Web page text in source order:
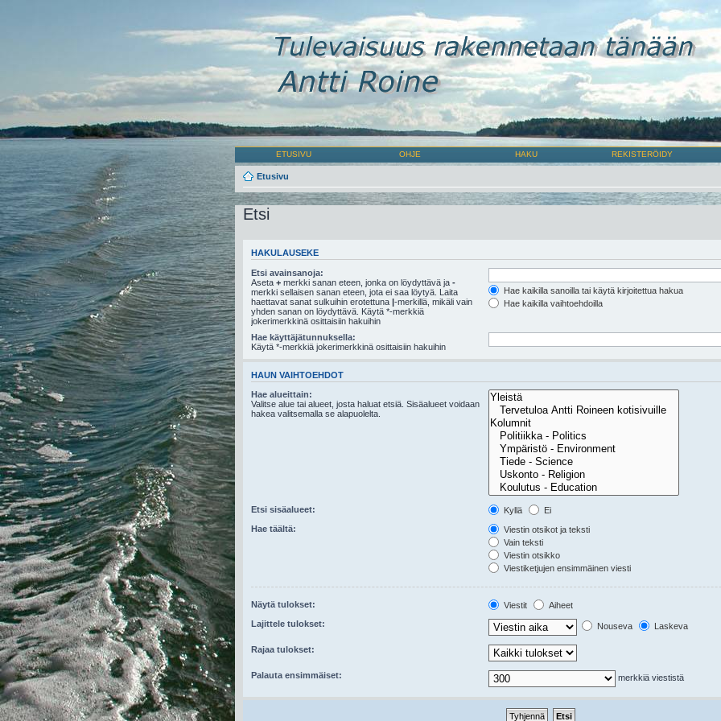
ETUSIVU OHJE HAKU REKISTERÖIDY
Etusivu
Etsi
HAKULAUSEKE
Etsi avainsanoja:
Aseta + merkki sanan eteen, jonka on löydyttävä ja -
merkki sellaisen sanan eteen, jota ei saa löytyä. Laita
haettavat sanat sulkuihin erotettuna |-merkillä, mikäli vain
yhden sanan on löydyttävä. Käytä *-merkkiä
jokerimerkkinä osittaisiin hakuihin
Hae kaikilla sanoilla tai käytä kirjoitettua hakua
Hae kaikilla vaihtoehdoilla
Hae käyttäjätunnuksella:
Käytä *-merkkiä jokerimerkkinä osittaisiin hakuihin
HAUN VAIHTOEHDOT
Hae alueittain:
Valitse alue tai alueet, josta haluat etsiä. Sisäalueet voidaan
hakea valitsemalla se alapuolelta.
Etsi sisäalueet: Kyllä
Ei
Hae täältä:
Viestin otsikot ja teksti
Vain teksti
Viestin otsikko
Viestiketjujen ensimmäinen viesti
Näytä tulokset: Viestit
Aiheet
Lajittele tulokset:
Nouseva Laskeva
Rajaa tulokset:
Palauta ensimmäiset: merkkiä viestistä